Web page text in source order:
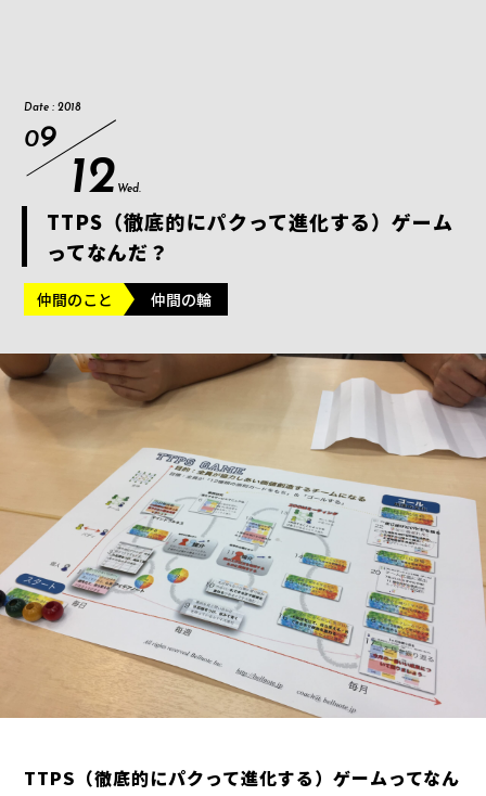
Date : 2018
09
12 Wed.
TTPS（徹底的にパクって進化する）ゲーム
ってなんだ？
仲間のこと 仲間の輪
TTPS（徹底的にパクって進化する）ゲームってなん